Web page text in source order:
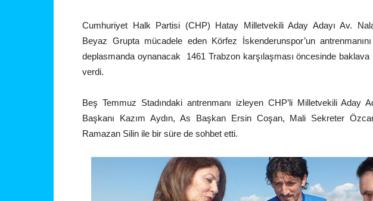
Cumhuriyet Halk Partisi (CHP) Hatay Milletvekili Aday Adayı Av.
Beyaz Grupta mücadele eden Körfez İskenderunspor’un
deplasmanda oynanacak 1461 Trabzon karşılaşması öncesinde
verdi.
Beş Temmuz Stadındaki antrenmanı izleyen CHP’li Milletvekili Aday
Başkanı Kazım Aydın, As Başkan Ersin Coşan, Mali Sekreter
Ramazan Silin ile bir süre de sohbet etti.